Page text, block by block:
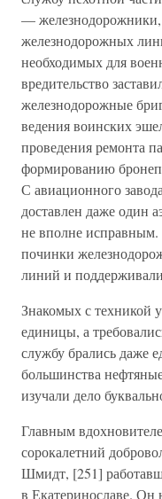
—
железнодорожных
необходимых для
вредительство
железнодорожные
ведения воинских
проведения ремонта
формированию
С авиационного
доставлен даже один
не вполне
починки
линий и поддерживали
Знакомых с техникой
единицы, а
службу брались даже
большинства
изучали дело
Главным
сорокалетний
Шмидт, [251]
в Екатеринославе.